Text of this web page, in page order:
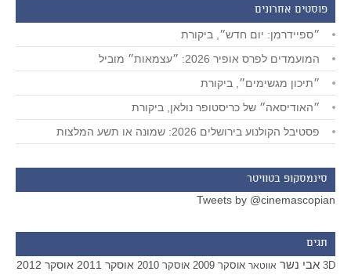
פוסטים אחרונים
״ספיידרמן: יום חדש״, ביקורת
המועמדים לפרס אופיר 2026: ״עצמאות״ מוביל
״תיכון מגשימים״, ביקורת
״האודיסאה״ של כריסטופר נולאן, ביקורת
פסטיבל הקולנוע בירושלים 2026: שמונה או תשע המלצות
סינמסקופ בטוויטר
Tweets by @cinemascopian
תגים
3D אבי נשר אווטאר אוסקר 2009 אוסקר 2010 אוסקר 2011 אוסקר 2012